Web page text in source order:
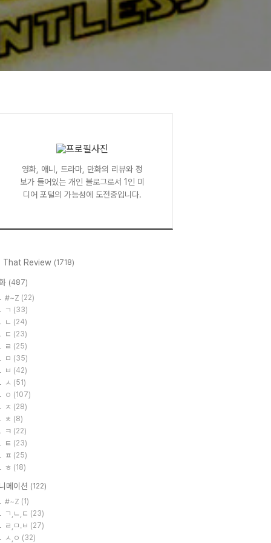
영화, 애니, 드라마, 만화의 리뷰와 정
보가 들어있는 개인 블로그로서 1인 미
디어 포털의 가능성에 도전중입니다.
That Review (1718)
(487)
#~Z (22)
ㄱ (33)
ㄴ (24)
ㄷ (23)
ㄹ (25)
ㅁ (35)
ㅂ (42)
ㅅ (51)
ㅇ (107)
ㅈ (28)
ㅊ (8)
ㅋ (22)
ㅌ (23)
ㅍ (25)
ㅎ (18)
메이션 (122)
#~Z (1)
ㄱ,ㄴ,ㄷ (23)
ㄹ,ㅁ.ㅂ (27)
ㅅ,ㅇ (32)